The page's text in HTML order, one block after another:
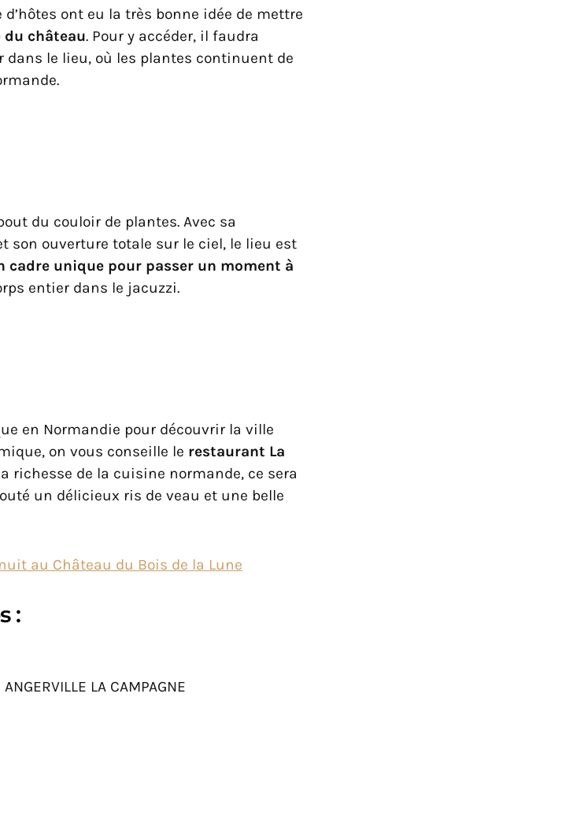
ont eu la très bonne idée de mettre
du château. Pour y accéder, il faudra
dans le lieu, où les plantes continuent de
du couloir de plantes. Avec sa
son ouverture totale sur le ciel, le lieu est
cadre unique pour passer un moment à
entier dans le jacuzzi.
en Normandie pour découvrir la ville
on vous conseille le restaurant La
richesse de la cuisine normande, ce sera
un délicieux ris de veau et une belle
au Château du Bois de la Lune
:
LA CAMPAGNE